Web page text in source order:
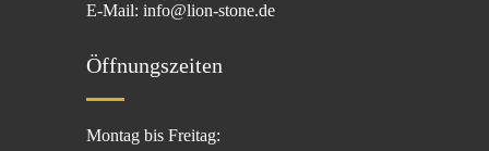
E-Mail: info@lion-stone.de
Öffnungszeiten
Montag bis Freitag: